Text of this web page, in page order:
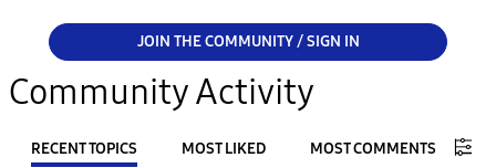
JOIN THE COMMUNITY / SIGN IN
Community Activity
RECENT TOPICS MOST LIKED
MOST COMMENTS